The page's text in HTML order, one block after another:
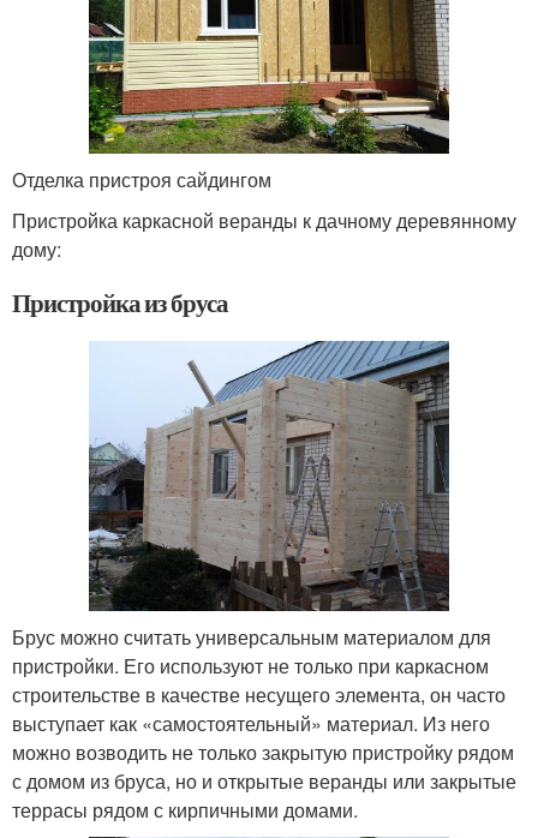
Отделка пристроя сайдингом
Пристройка каркасной веранды к дачному деревянному
дому:
Пристройка из бруса
Брус можно считать универсальным материалом для
пристройки. Его используют не только при каркасном
строительстве в качестве несущего элемента, он часто
выступает как «самостоятельный» материал. Из него
можно возводить не только закрытую пристройку рядом
с домом из бруса, но и открытые веранды или закрытые
террасы рядом с кирпичными домами.